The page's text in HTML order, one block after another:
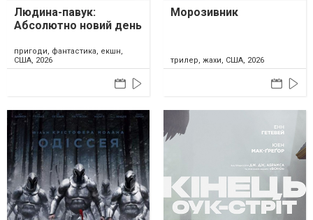
Людина-павук:
Абсолютно новий день
пригоди, фантастика, екшн,
США, 2026
Морозивник
трилер, жахи, США, 2026